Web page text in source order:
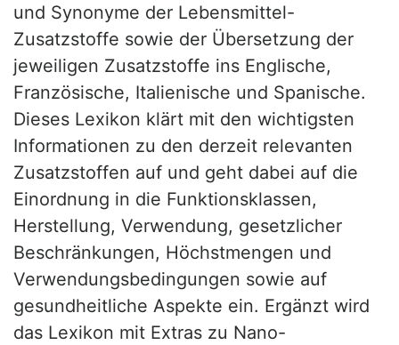
und Synonyme der Lebensmittel-
Zusatzstoffe sowie der Übersetzung der
jeweiligen Zusatzstoffe ins Englische,
Französische, Italienische und Spanische.
Dieses Lexikon klärt mit den wichtigsten
Informationen zu den derzeit relevanten
Zusatzstoffen auf und geht dabei auf die
Einordnung in die Funktionsklassen,
Herstellung, Verwendung, gesetzlicher
Beschränkungen, Höchstmengen und
Verwendungsbedingungen sowie auf
gesundheitliche Aspekte ein. Ergänzt wird
das Lexikon mit Extras zu Nano-